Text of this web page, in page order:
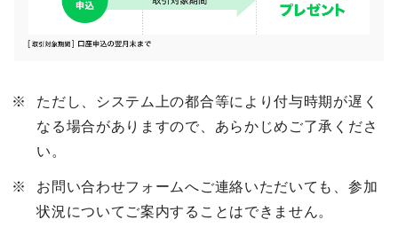
ただし、システム上の都合等により付与時期が遅く
なる場合がありますので、あらかじめご了承くださ
い。
お問い合わせフォームへご連絡いただいても、参加
状況についてご案内することはできません。